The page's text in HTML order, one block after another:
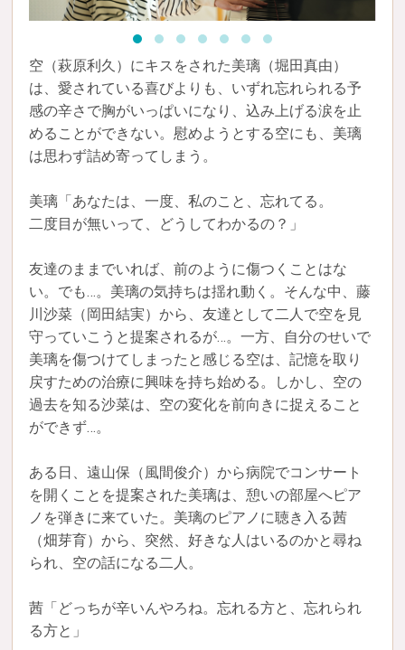
空（萩原利久）にキスをされた美璃（堀田真由）
は、愛されている喜びよりも、いずれ忘れられる予
感の辛さで胸がいっぱいになり、込み上げる涙を止
めることができない。慰めようとする空にも、美璃
は思わず詰め寄ってしまう。
美璃「あなたは、一度、私のこと、忘れてる。
二度目が無いって、どうしてわかるの？」
友達のままでいれば、前のように傷つくことはな
い。でも…。美璃の気持ちは揺れ動く。そんな中、藤
川沙菜（岡田結実）から、友達として二人で空を見
守っていこうと提案されるが…。一方、自分のせいで
美璃を傷つけてしまったと感じる空は、記憶を取り
戻すための治療に興味を持ち始める。しかし、空の
過去を知る沙菜は、空の変化を前向きに捉えること
ができず…。
ある日、遠山保（風間俊介）から病院でコンサート
を開くことを提案された美璃は、憩いの部屋へピア
ノを弾きに来ていた。美璃のピアノに聴き入る茜
（畑芽育）から、突然、好きな人はいるのかと尋ね
られ、空の話になる二人。
茜「どっちが辛いんやろね。忘れる方と、忘れられ
る方と」